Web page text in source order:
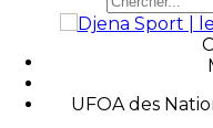
UFOA des